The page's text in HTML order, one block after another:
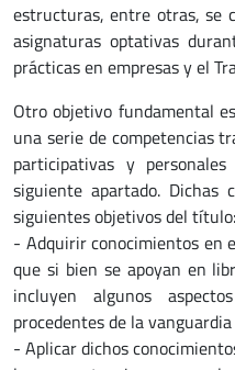
estructuras, entre otras, se
asignaturas optativas
prácticas en empresas y el
Otro objetivo fundamental
una serie de competencias
participativas y
siguiente apartado. Dichas
siguientes objetivos del título:
- Adquirir conocimientos en
que si bien se apoyan en
incluyen algunos
procedentes de la
- Aplicar dichos